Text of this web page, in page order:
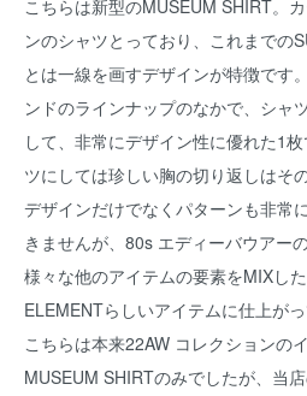
こちらは新型のMUSEUM SHIRT。
ンのシャツとっており、これまでの
とは一線を画すデザインが特徴です
ンドのラインナップのなかで、シャ
して、非常にデザイン性に優れた1
ツにしては珍しい胸の切り返しはそ
デザインだけでなくパターンも非常
きませんが、80s エディーバウアー
様々な他のアイテムの要素をMIXし
ELEMENTらしいアイテムに仕上がっ
こちらは本来22AW コレクションの
MUSEUM SHIRTのみでしたが、当